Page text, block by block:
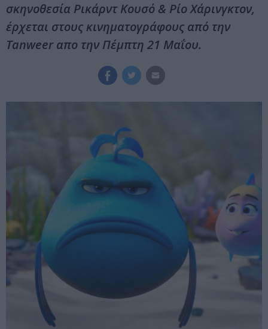
σκηνοθεσία Ρικάρντ Κουσό & Ρίο Χάρινγκτον,
έρχεται στους κινηματογράφους από την
Tanweer απο την Πέμπτη 21 Μαΐου.